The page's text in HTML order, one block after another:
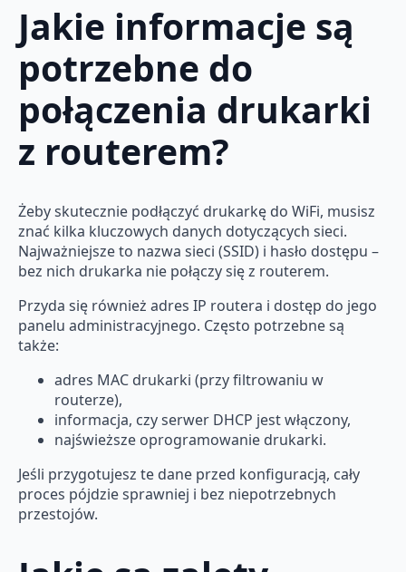
Jakie informacje są
potrzebne do
połączenia drukarki
z routerem?
Żeby skutecznie podłączyć drukarkę do WiFi, musisz
znać kilka kluczowych danych dotyczących sieci.
Najważniejsze to nazwa sieci (SSID) i hasło dostępu –
bez nich drukarka nie połączy się z routerem.
Przyda się również adres IP routera i dostęp do jego
panelu administracyjnego. Często potrzebne są
także:
adres MAC drukarki (przy filtrowaniu w
routerze),
informacja, czy serwer DHCP jest włączony,
najświeższe oprogramowanie drukarki.
Jeśli przygotujesz te dane przed konfiguracją, cały
proces pójdzie sprawniej i bez niepotrzebnych
przestojów.